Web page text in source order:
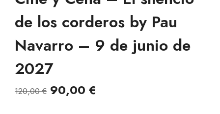
de los corderos by Pau
Navarro – 9 de junio de
2027
120,00€ El
90,00 €